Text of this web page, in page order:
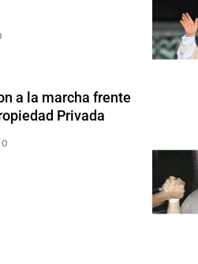
a la marcha frente
Privada
0